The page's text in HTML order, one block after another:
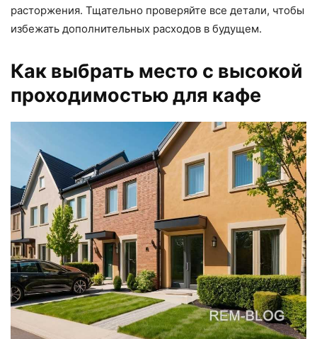
расторжения. Тщательно проверяйте все детали, чтобы
избежать дополнительных расходов в будущем.
Как выбрать место с высокой
проходимостью для кафе